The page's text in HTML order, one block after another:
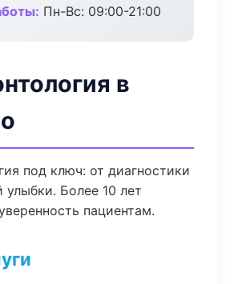
Пн-Вс: 09:00-21:00
в
под ключ: от диагностики
улыбки. Более 10 лет
пациентам.